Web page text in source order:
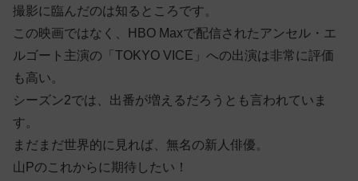
撮影に臨んだのは知るところです。
この映画ではなく、HBO Maxで配信されたアンセル・エ
ルゴート主演の「TOKYO VICE」への出演は非常に評価
も高い。
シーズン2では、出番が増えるだろうとも言われていま
す。
まだまだ世界的に見れば、無名の新人俳優。
山Pのこれからに期待したい！